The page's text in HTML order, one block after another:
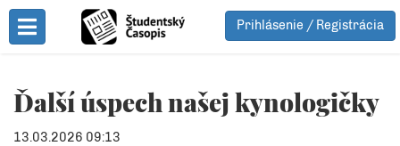
Toggle Menu
Prihlásenie / Registrácia
Ďalší úspech našej kynologičky
13.03.2026 09:13